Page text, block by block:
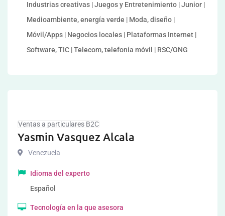
Industrias creativas | Juegos y Entretenimiento | Junior |
Medioambiente, energía verde | Moda, diseño |
Móvil/Apps | Negocios locales | Plataformas Internet |
Software, TIC | Telecom, telefonía móvil | RSC/ONG
Ventas a particulares B2C
Yasmin Vasquez Alcala
Venezuela
Idioma del experto
Español
Tecnología en la que asesora